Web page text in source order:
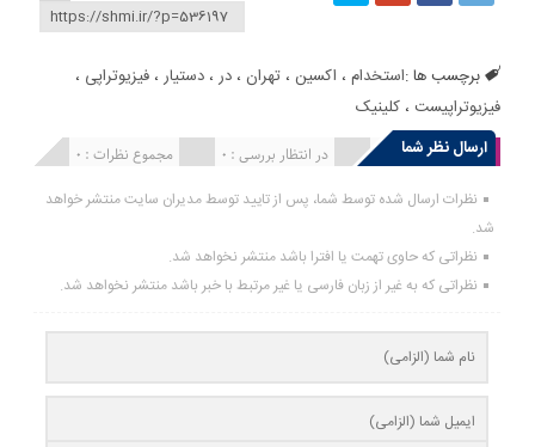
برچسب ها :استخدام ، اکسین ،تهران ،در ،دستیار ،فیزیوتراپی ،
فیزیوتراپیست ،کلینیک
ارسال نظر شما
مجموع نظرات : 0 در انتظار بررسی : 0 انتشار یافته : 0
نظرات ارسال شده توسط شما، پس از تایید توسط مدیران سایت منتشر خواهد
شد.
نظراتی که حاوی تهمت یا افترا باشد منتشر نخواهد شد.
نظراتی که به غیر از زبان فارسی یا غیر مرتبط با خبر باشد منتشر نخواهد شد.